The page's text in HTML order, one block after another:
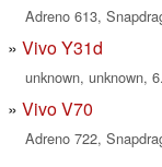
Adreno 613,
Vivo Y31d
unknown, unknown,
Vivo V70
Adreno 722,